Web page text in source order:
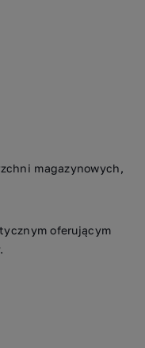
magazynowych,
oferującym